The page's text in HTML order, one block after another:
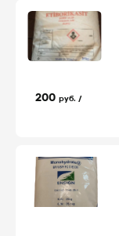
200 руб. /